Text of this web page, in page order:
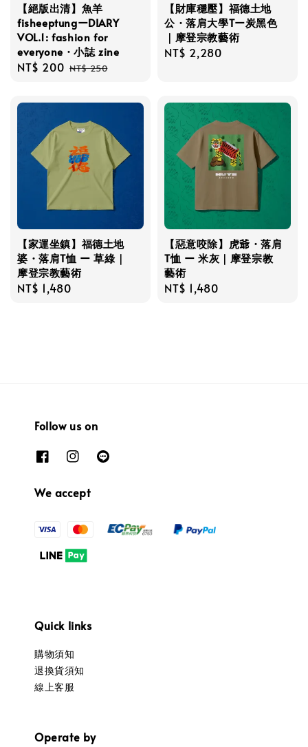
【絕版出清】魚羊
fisheeptungーDIARY
VOL.1: fashion for
everyone・小誌 zine
Sale
NT$ 200 Regular
NT$ 250
【財庫穩壓】福德土地
公・落肩大學Tー炭黑色
｜摩登宗教藝術
Regular
NT$ 2,280
【家運坐鎮】福德土地
婆・落肩T恤 ー 草綠｜
摩登宗教藝術
Regular
NT$ 1,480
【惡意咬除】虎爺・落肩
T恤 ー 米灰｜摩登宗教
藝術
Regular
NT$ 1,480
Follow us on
We accept
Quick links
購物須知
退換貨須知
線上客服
Operate by